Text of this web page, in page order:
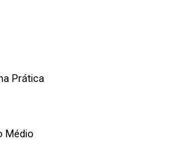
Prática
Médio